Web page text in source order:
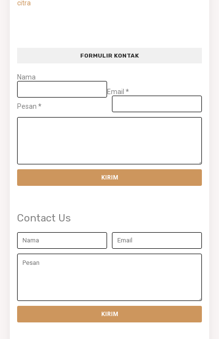
citra
FORMULIR KONTAK
Nama
Email *
Pesan *
Contact Us